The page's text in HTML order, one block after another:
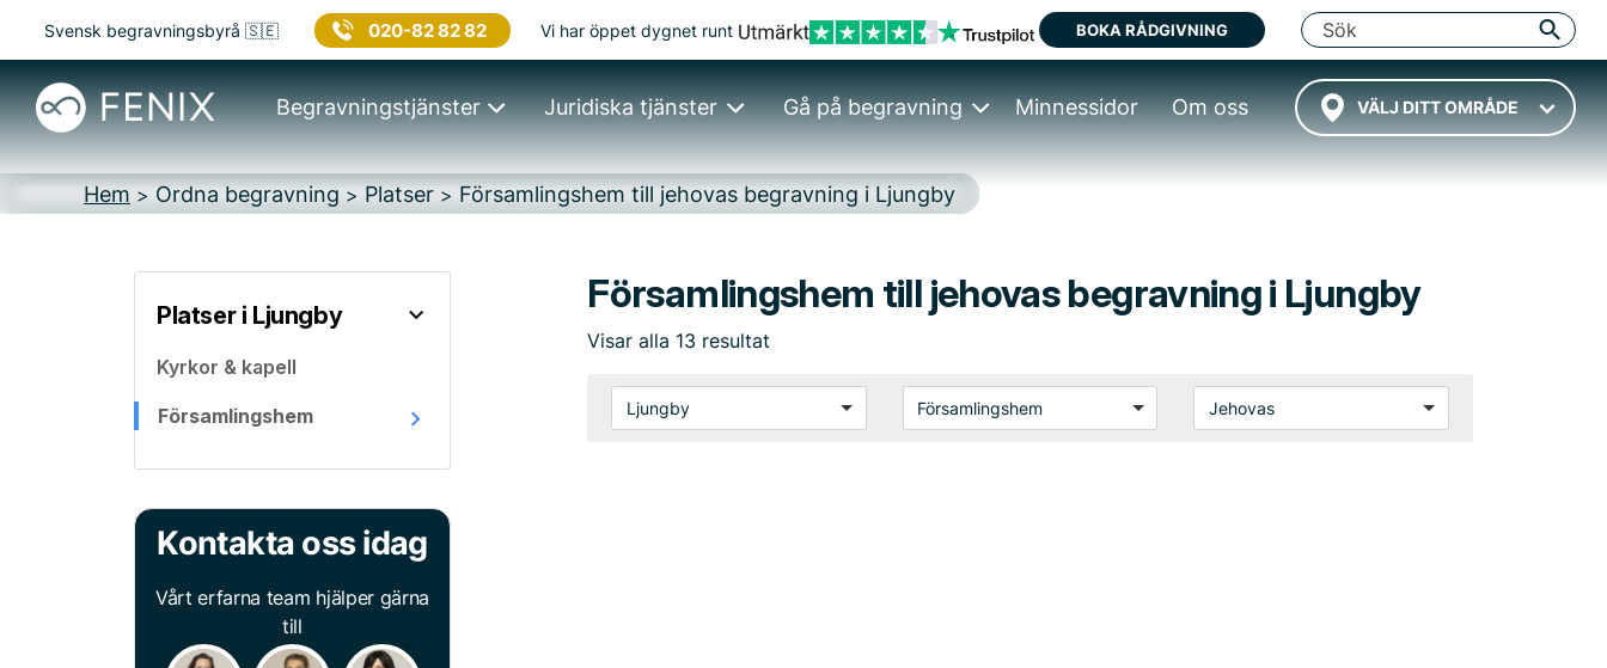
Svensk begravningsbyrå 🇸🇪 020-82 82 82 Vi har öppet dygnet runt BOKA RÅDGIVNING
VÄLJ DITT OMRÅDE
Begravningstjänster Juridiska tjänster Gå på begravning Minnessidor Om oss
Hem > Ordna begravning > Platser > Församlingshem till jehovas begravning i Ljungby
Platser i Ljungby
Kyrkor & kapell
Församlingshem
Kontakta oss idag
Vårt erfarna team hjälper gärna
till
Församlingshem till jehovas begravning i Ljungby
Visar alla 13 resultat
Ljungby Församlingshem Jehovas